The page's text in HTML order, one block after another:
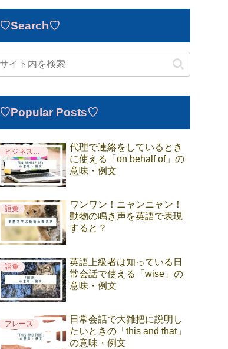
♡Search♡
♡Popular Posts♡
ビジネス英語
代理で連絡をしているとき
に使える「on behalf of」の
意味・例文
語彙
ワンワン！ニャンニャン！
動物の鳴き声を英語で表現
すると？
語彙
英語上級者は知っている日
常会話で使える「wise」の
意味・例文
フレーズ
日常会話で大雑把に説明し
たいときの「this and that」
の意味・例文